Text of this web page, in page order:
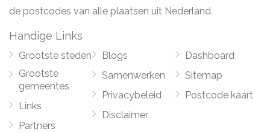
de postcodes van alle plaatsen uit Nederland.
Handige Links
Grootste steden
Grootste
gemeentes
Links
Partners
Blogs
Samenwerken
Privacybeleid
Disclaimer
Dashboard
Sitemap
Postcode kaart